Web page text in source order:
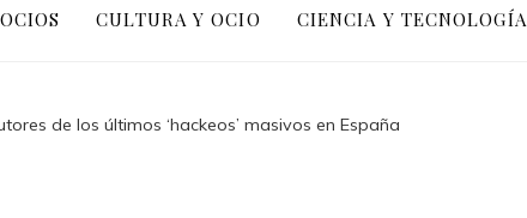
CULTURA Y OCIO CIENCIA Y TECNOLOGÍA
de los últimos ‘hackeos’ masivos en España